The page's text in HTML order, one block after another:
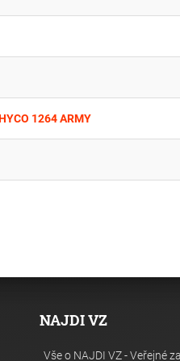
1264 ARMY
NAJDI VZ
Vše o NAJDI VZ - Veřejné